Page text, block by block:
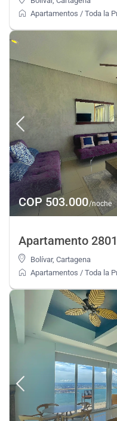
Apartamentos /Toda la
COP 503.000/noche
Apartamento
Bolívar,Cartagena
Apartamentos /Toda la